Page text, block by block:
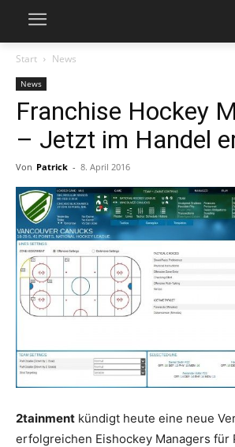
Start News
News
Franchise Hockey
– Jetzt im Handel
Von Patrick - 8. April 2016
2tainment kündigt heute eine neue
erfolgreichen Eishockey Managers für